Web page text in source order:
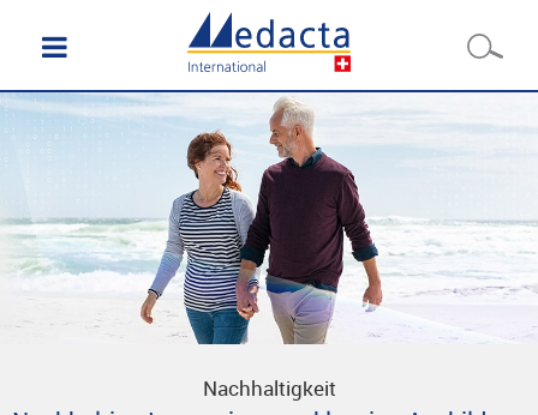
Nachhaltigkeit